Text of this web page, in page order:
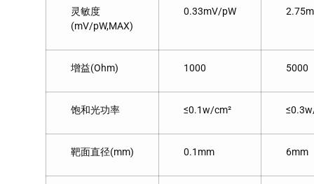
灵敏度
(mV/pW,MAX)
0.33mV/pW
增益(Ohm) 1000 5000
饱和光功率 ≤0.1w/cm²
靶面直径(mm) 0.1mm 6mm